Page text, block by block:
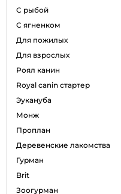
с рыбой
с ягненком
для пожилых
для взрослых
роял канин
Royal canin стартер
эукануба
монж
проплан
деревенские лакомства
гурман
brit
зоогурман